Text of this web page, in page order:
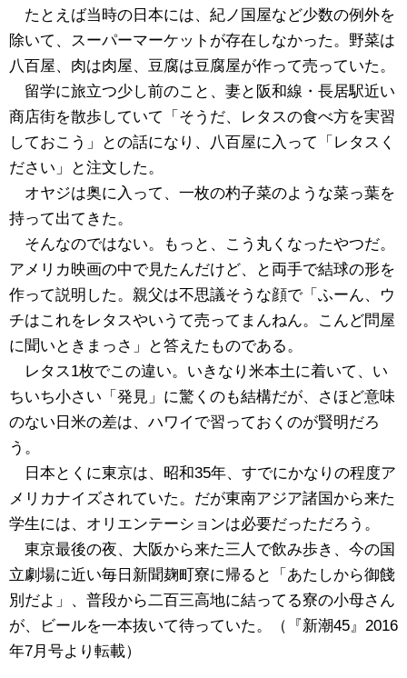
たとえば当時の日本には、紀ノ国屋など少数の例外を
除いて、スーパーマーケットが存在しなかった。野菜は
八百屋、肉は肉屋、豆腐は豆腐屋が作って売っていた。
留学に旅立つ少し前のこと、妻と阪和線・長居駅近い
商店街を散歩していて「そうだ、レタスの食べ方を実習
しておこう」との話になり、八百屋に入って「レタスく
ださい」と注文した。
オヤジは奥に入って、一枚の杓子菜のような菜っ葉を
持って出てきた。
そんなのではない。もっと、こう丸くなったやつだ。
アメリカ映画の中で見たんだけど、と両手で結球の形を
作って説明した。親父は不思議そうな顔で「ふーん、ウ
チはこれをレタスやいうて売ってまんねん。こんど問屋
に聞いときまっさ」と答えたものである。
レタス1枚でこの違い。いきなり米本土に着いて、い
ちいち小さい「発見」に驚くのも結構だが、さほど意味
のない日米の差は、ハワイで習っておくのが賢明だろ
う。
日本とくに東京は、昭和35年、すでにかなりの程度ア
メリカナイズされていた。だが東南アジア諸国から来た
学生には、オリエンテーションは必要だっただろう。
東京最後の夜、大阪から来た三人で飲み歩き、今の国
立劇場に近い毎日新聞麹町寮に帰ると「あたしから御餞
別だよ」、普段から二百三高地に結ってる寮の小母さん
が、ビールを一本抜いて待っていた。（『新潮45』2016
年7月号より転載）